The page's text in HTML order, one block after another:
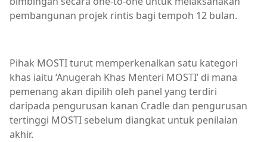
pembangunan projek rintis bagi tempoh 12 bulan.
Pihak MOSTI turut memperkenalkan satu kategori
khas iaitu ‘Anugerah Khas Menteri MOSTI’ di mana
pemenang akan dipilih oleh panel yang terdiri
daripada pengurusan kanan Cradle dan pengurusan
tertinggi MOSTI sebelum diangkat untuk penilaian
akhir.